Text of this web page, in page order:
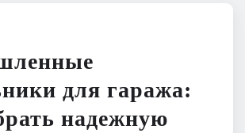
для гаража:
надежную